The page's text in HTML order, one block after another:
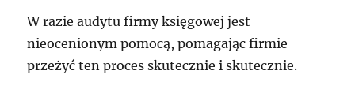
W razie audytu firmy księgowej jest
nieocenionym pomocą, pomagając firmie
przeżyć ten proces skutecznie i skutecznie.